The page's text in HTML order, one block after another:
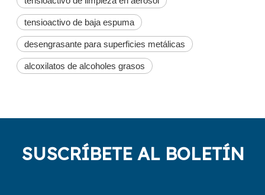
tensioactivo de baja espuma
desengrasante para superficies metálicas
alcoxilatos de alcoholes grasos
SUSCRÍBETE AL BOLETÍN